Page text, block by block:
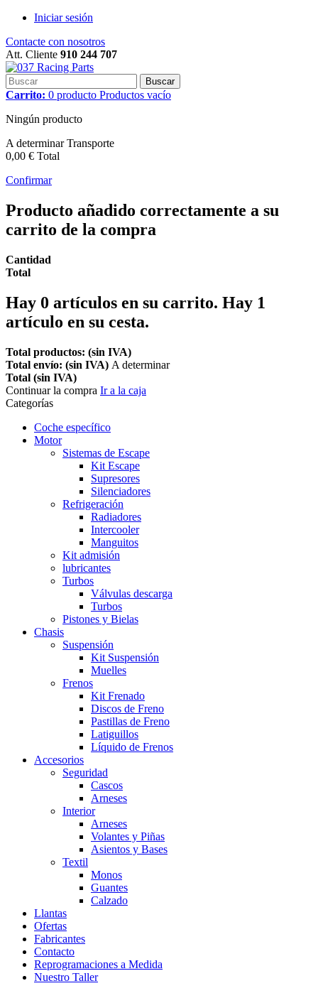
Iniciar sesión
Contacte con nosotros
Att. Cliente 910 244 707
Buscar
Carrito: 0 producto Productos vacío
Ningún producto
A determinarTransporte
0,00 € Total
Confirmar
Producto añadido correctamente a su
carrito de la compra
Cantidad
Total
Hay 0 artículos en su carrito. Hay 1
artículo en su cesta.
Total productos: (sin IVA)
Total envío: (sin IVA) A determinar
Total (sin IVA)
Continuar la compra Ir a la caja
Categorías
Coche específico
Motor
Sistemas de Escape
Kit Escape
Supresores
Silenciadores
Refrigeración
Radiadores
Intercooler
Manguitos
Kit admisión
lubricantes
Turbos
Válvulas descarga
Turbos
Pistones y Bielas
Chasis
Suspensión
Kit Suspensión
Muelles
Frenos
Kit Frenado
Discos de Freno
Pastillas de Freno
Latiguillos
Líquido de Frenos
Accesorios
Seguridad
Cascos
Arneses
Interior
Arneses
Volantes y Piñas
Asientos y Bases
Textil
Monos
Guantes
Calzado
Llantas
Ofertas
Fabricantes
Contacto
Reprogramaciones a Medida
Nuestro Taller